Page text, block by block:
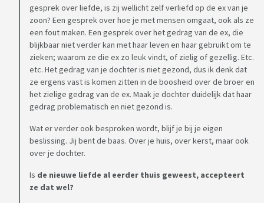
gesprek over liefde, is zij wellicht zelf verliefd op de ex van je
zoon? Een gesprek over hoe je met mensen omgaat, ook als ze
een fout maken. Een gesprek over het gedrag van de ex, die
blijkbaar niet verder kan met haar leven en haar gebruikt om te
zieken; waarom ze die ex zo leuk vindt, of zielig of gezellig. Etc.
etc. Het gedrag van je dochter is niet gezond, dus ik denk dat
ze ergens vast is komen zitten in de boosheid over de broer en
het zielige gedrag van de ex. Maak je dochter duidelijk dat haar
gedrag problematisch en niet gezond is.
Wat er verder ook besproken wordt, blijf je bij je eigen
beslissing. Jij bent de baas. Over je huis, over kerst, maar ook
over je dochter.
Is de nieuwe liefde al eerder thuis geweest, accepteert
ze dat wel?